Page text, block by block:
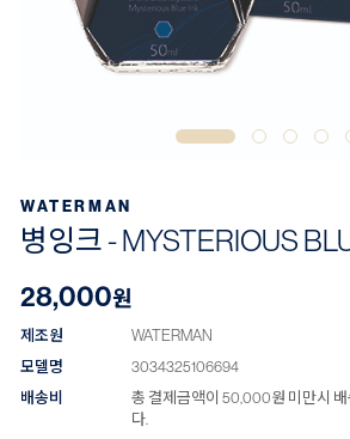
WATERMAN
병잉크 - MYSTERIOUS
28,000원
제조원
WATERMAN
모델명
3034325106694
배송비
총 결제금액이 50,000원 미만시
다.